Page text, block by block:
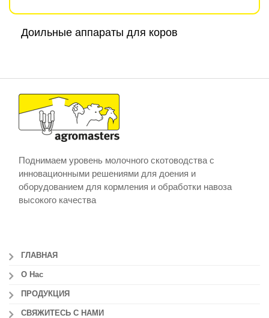
Доильные аппараты для коров
Поднимаем уровень молочного скотоводства с
инновационными решениями для доения и
оборудованием для кормления и обработки навоза
высокого качества
ГЛАВНАЯ
О Нас
ПРОДУКЦИЯ
СВЯЖИТЕСЬ С НАМИ